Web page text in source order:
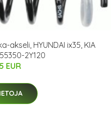
akseli, HYUNDAI ix35, KIA
2Y120
EUR